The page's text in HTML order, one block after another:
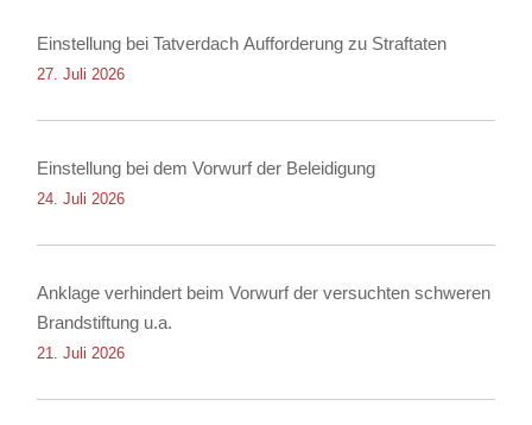
Einstellung bei Tatverdach Aufforderung zu Straftaten
27. Juli 2026
Einstellung bei dem Vorwurf der Beleidigung
24. Juli 2026
Anklage verhindert beim Vorwurf der versuchten schweren
Brandstiftung u.a.
21. Juli 2026